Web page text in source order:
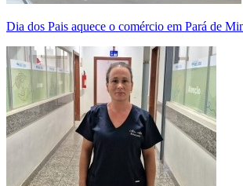
Dia dos Pais aquece o comércio em Pará de